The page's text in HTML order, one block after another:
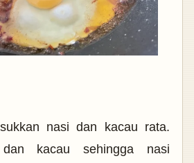
nasi dan kacau rata.
kacau sehingga nasi